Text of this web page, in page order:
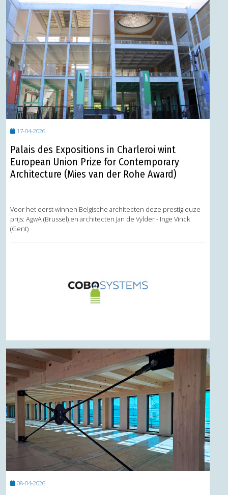
17-04-2026
Palais des Expositions in Charleroi wint
European Union Prize for Contemporary
Architecture (Mies van der Rohe Award)
Voor het eerst winnen Belgische architecten deze prestigieuze
prijs: AgwA (Brussel) en architecten Jan de Vylder - Inge Vinck
(Gent)
08-04-2026